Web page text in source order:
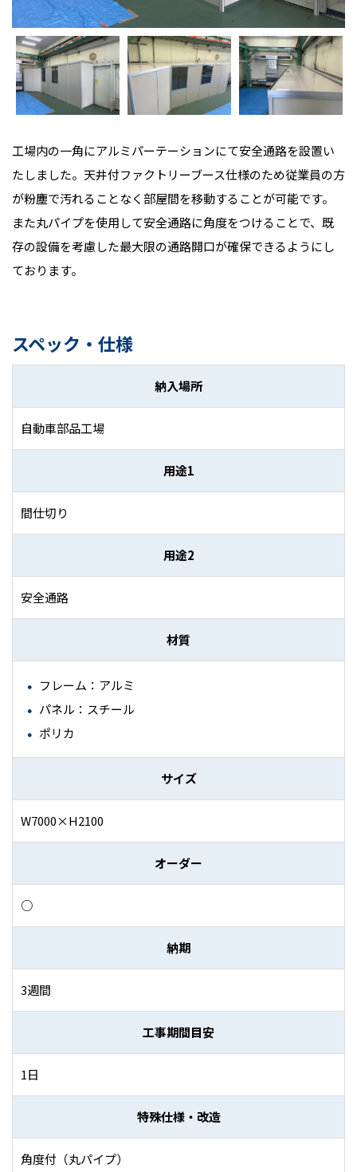
工場内の一角にアルミパーテーションにて安全通路を設置い
たしました。天井付ファクトリーブース仕様のため従業員の方
が粉塵で汚れることなく部屋間を移動することが可能です。
また丸パイプを使用して安全通路に角度をつけることで、既
存の設備を考慮した最大限の通路開口が確保できるようにし
ております。
スペック・仕様
納入場所
自動車部品工場
用途1
間仕切り
用途2
安全通路
材質
フレーム：アルミ
パネル：スチール
ポリカ
サイズ
W7000×H2100
オーダー
○
納期
3週間
工事期間目安
1日
特殊仕様・改造
角度付（丸パイプ）